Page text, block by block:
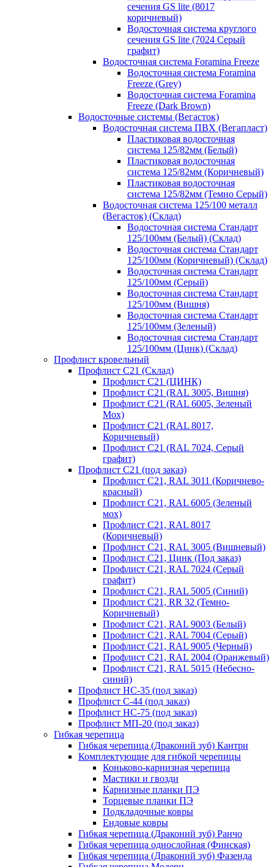
сечения GS lite (8017
коричневый)
Водосточная система круглого
сечения GS lite (7024 Серый
графит)
Водосточная система Foramina Freeze
Водосточная система Foramina
Freeze (Grey)
Водосточная система Foramina
Freeze (Dark Brown)
Водосточные системы (Вегасток)
Водосточная система ПВХ (Вегапласт)
Пластиковая водосточная
система 125/82мм (Белый)
Пластиковая водосточная
система 125/82мм (Коричневый)
Пластиковая водосточная
система 125/82мм (Темно Серый)
Водосточная система 125/100 металл
(Вегасток) (Склад)
Водосточная система Стандарт
125/100мм (Белый) (Склад)
Водосточная система Стандарт
125/100мм (Коричневый) (Склад)
Водосточная система Стандарт
125/100мм (Серый)
Водосточная система Стандарт
125/100мм (Вишня)
Водосточная система Стандарт
125/100мм (Зеленый)
Водосточная система Стандарт
125/100мм (Цинк) (Склад)
Профлист кровельный
Профлист С21 (Склад)
Профлист С21 (ЦИНК)
Профлист С21 (RAL 3005, Вишня)
Профлист С21 (RAL 6005, Зеленый
Мох)
Профлист С21 (RAL 8017,
Коричневый)
Профлист С21 (RAL 7024, Серый
графит)
Профлист С21 (под заказ)
Профлист С21, RAL 3011 (Коричнево-
красный)
Профлист С21, RAL 6005 (Зеленый
мох)
Профлист С21, RAL 8017
(Коричневый)
Профлист С21, RAL 3005 (Вишневый)
Профлист С21, Цинк (Под заказ)
Профлист С21, RAL 7024 (Серый
графит)
Профлист С21, RAL 5005 (Синий)
Профлист С21, RR 32 (Темно-
Коричневый)
Профлист С21, RAL 9003 (Белый)
Профлист С21, RAL 7004 (Серый)
Профлист С21, RAL 9005 (Черный)
Профлист С21, RAL 2004 (Оранжевый)
Профлист С21, RAL 5015 (Небесно-
синий)
Профлист НС-35 (под заказ)
Профлист С-44 (под заказ)
Профлист НС-75 (под заказ)
Профлист МП-20 (под заказ)
Гибкая черепица
Гибкая черепица (Драконий зуб) Кантри
Комплектующие для гибкой черепицы
Коньково-карнизная черепица
Мастики и гвозди
Карнизные планки ПЭ
Торцевые планки ПЭ
Подкладочные ковры
Ендовые ковры
Гибкая черепица (Драконий зуб) Ранчо
Гибкая черепица однослойная (Финская)
Гибкая черепица (Драконий зуб) Фазенда